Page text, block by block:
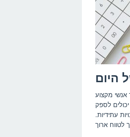
היום
אנשי מקצוע
לספק
עתידיות.